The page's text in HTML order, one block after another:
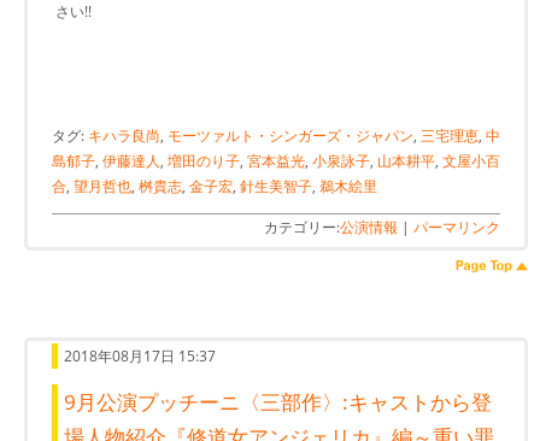
さい!!
タグ: キハラ良尚, モーツァルト・シンガーズ・ジャパン, 三宅理恵, 中
島郁子, 伊藤達人, 増田のり子, 宮本益光, 小泉詠子, 山本耕平, 文屋小百
合, 望月哲也, 桝貴志, 金子宏, 針生美智子, 鵜木絵里
カテゴリー:公演情報 | パーマリンク
2018年08月17日 15:37
9月公演プッチーニ〈三部作〉:キャストから登